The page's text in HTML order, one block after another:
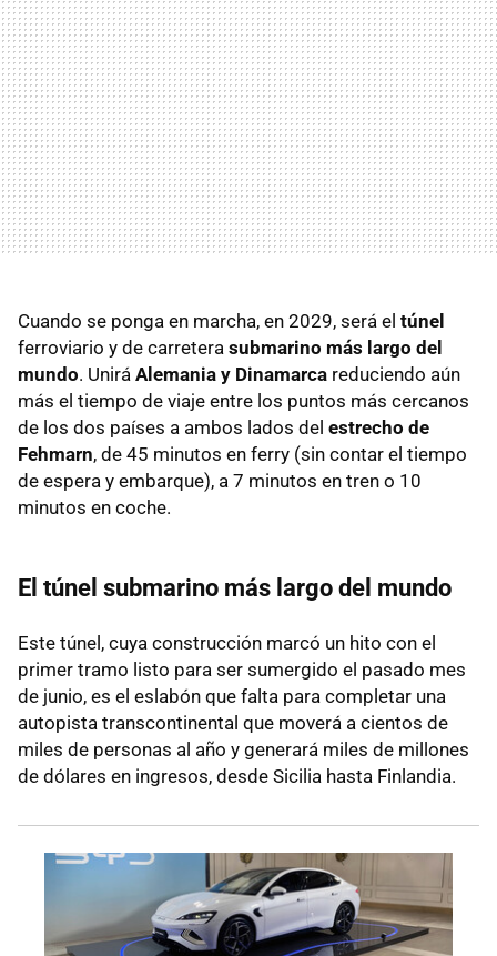
Cuando se ponga en marcha, en 2029, será el túnel
ferroviario y de carretera submarino más largo del
mundo. Unirá Alemania y Dinamarca reduciendo aún
más el tiempo de viaje entre los puntos más cercanos
de los dos países a ambos lados del estrecho de
Fehmarn, de 45 minutos en ferry (sin contar el tiempo
de espera y embarque), a 7 minutos en tren o 10
minutos en coche.
El túnel submarino más largo del mundo
Este túnel, cuya construcción marcó un hito con el
primer tramo listo para ser sumergido el pasado mes
de junio, es el eslabón que falta para completar una
autopista transcontinental que moverá a cientos de
miles de personas al año y generará miles de millones
de dólares en ingresos, desde Sicilia hasta Finlandia.